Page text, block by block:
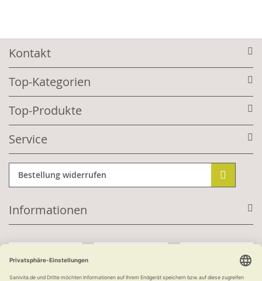
Kontakt
Top-Kategorien
Top-Produkte
Service
Bestellung widerrufen
Informationen